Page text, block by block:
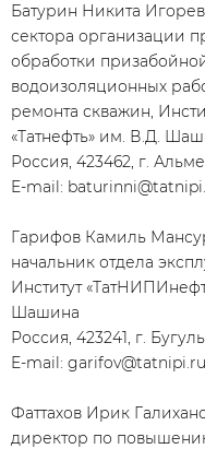
Батурин Никита
сектора организации
обработки
водоизоляционных
ремонта скважин,
«Татнефть» им. В.Д.
Россия, 423462, г.
E-mail:
Гарифов Камиль
начальник отдела
Институт
Шашина
Россия, 423241, г.
E-mail: garifov@tatnipi.ru
Фаттахов Ирик
директор по